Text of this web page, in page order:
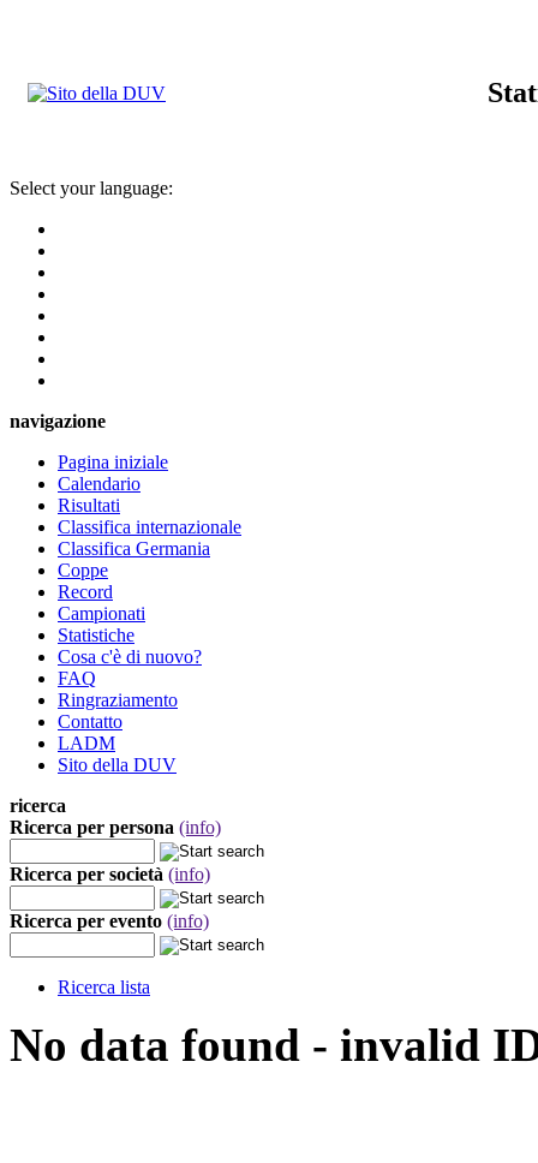
Select your language:
navigazione
Pagina iniziale
Calendario
Risultati
Classifica internazionale
Classifica Germania
Coppe
Record
Campionati
Statistiche
Cosa c'è di nuovo?
FAQ
Ringraziamento
Contatto
LADM
Sito della DUV
ricerca
Ricerca per persona (info)
Ricerca per società (info)
Ricerca per evento (info)
Ricerca lista
No data found - invalid